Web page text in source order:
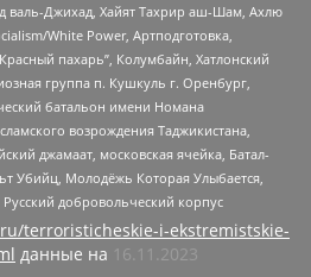
валь-Джихад, Хайят Тахрир аш-Шам, Ахлю
White Power, Артподготовка,
пахарь”, Колумбайн, Хатлонский
группа п. Кушкуль г. Оренбург,
батальон имени Номана
возрождения Таджикистана,
джамаат, московская ячейка, Батал-
Убийц, Молодёжь Которая Улыбается,
добровольческий корпус
terroristicheskie-i-ekstremistskie-
данные на 16.11.2023